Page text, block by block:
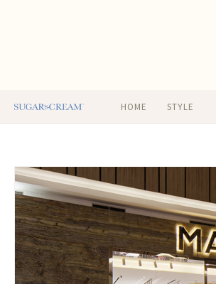
HOME STYLE